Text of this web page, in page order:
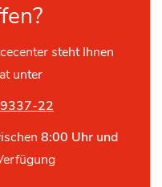
steht Ihnen
unter
22
8:00 Uhr und